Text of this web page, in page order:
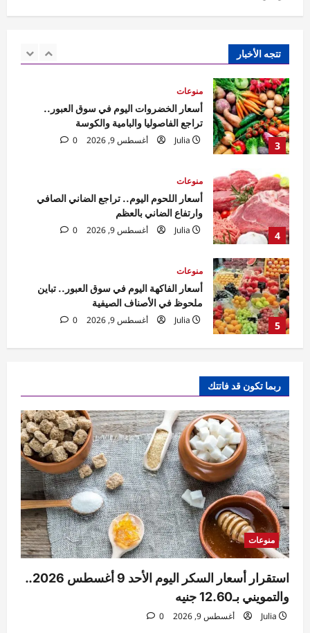
تتجه الأخبار
2
أسعار السمك اليوم.. تراجع البلطي والجمبري
3
منوعات
أسعار الخضروات اليوم في سوق العبور..
تراجع الفاصوليا والبامية والكوسة
Julia
أغسطس 9, 2026 0
4
منوعات
أسعار اللحوم اليوم.. تراجع الضاني الصافي
وارتفاع الضاني بالعظم
Julia
أغسطس 9, 2026 0
5
منوعات
أسعار الفاكهة اليوم في سوق العبور.. تباين
ملحوظ في الأصناف الصيفية
Julia
أغسطس 9, 2026 0
1
Julia
أغسطس 9, 2026 0
2
منوعات
أسعار السمك اليوم.. تراجع البلطي والجمبري
الممتاز وارتفاع قشر البياض
Julia
أغسطس 9, 2026 0
3
منوعات
أسعار الخضروات اليوم في سوق العبور..
تراجع الفاصوليا والبامية والكوسة
Julia
ربما تكون قد فاتتك
منوعات
استقرار أسعار السكر اليوم الأحد 9 أغسطس 2026..
والتمويني بـ12.60 جنيه
Julia أغسطس 9, 2026 0